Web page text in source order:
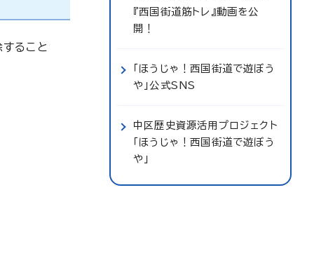
ること
『西国街道筋トレ』動画を公
開！
「ほうじゃ！西国街道で遊ぼう
や」公式SNS
中区歴史資源活用プロジェクト
「ほうじゃ！西国街道で遊ぼう
や」